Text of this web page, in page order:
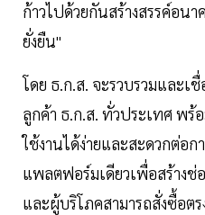
ก้าวไปด้วยกันสร้างสรรค์อน
ยั่งยืน"
โดย ธ.ก.ส. จะรวบรวมและเ
ลูกค้า ธ.ก.ส. ทั่วประเทศ พ
ใช้งานได้ง่ายและสะดวกต่อก
แพลตฟอร์มเดียวเพื่อสร้างช่
และผู้บริโภคสามารถสั่งซื้อต